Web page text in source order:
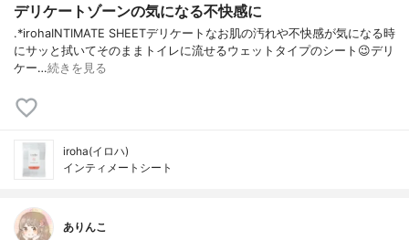
デリケートゾーンの気になる不快感に
︎.*⁡irohaINTIMATE SHEET⁡デリケートなお肌の汚れや不快感が気になる時
にサッと拭いてそのままトイレに流せるウェットタイプのシート😉⁡デリ
ケー…続きを見る
iroha(イロハ)
インティメートシート
ありんこ